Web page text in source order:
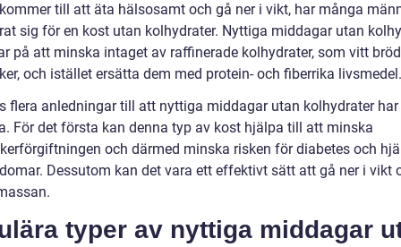
till att äta hälsosamt och gå ner i vikt, har många
sig för en kost utan kolhydrater. Nyttiga middagar utan
på att minska intaget av raffinerade kolhydrater, som vitt
och istället ersätta dem med protein- och fiberrika livsmedel.
flera anledningar till att nyttiga middagar utan kolhydrater
För det första kan denna typ av kost hjälpa till att minska
och därmed minska risken för diabetes och
Dessutom kan det vara ett effektivt sätt att gå ner i vikt
typer av nyttiga middagar